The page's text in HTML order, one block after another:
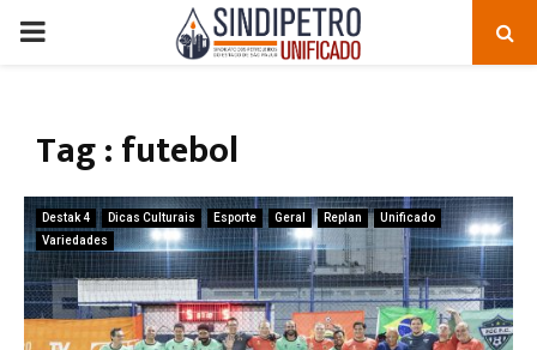
PRIMARY
Tag : futebol
Destak 4 Dicas Culturais Esporte Geral Replan
Unificado
Variedades